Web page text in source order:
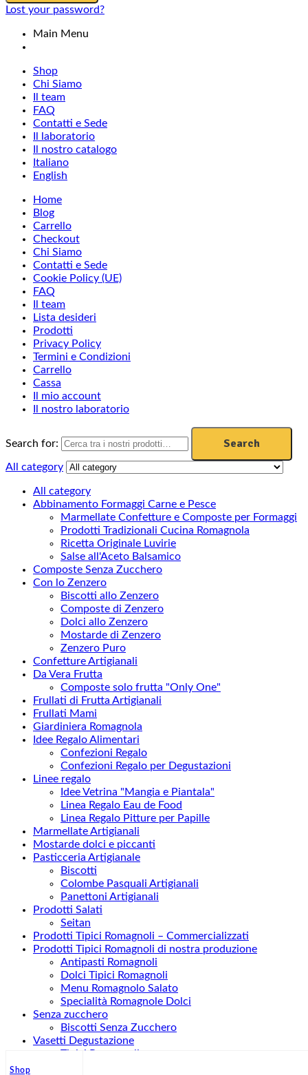
Shop
Lost your password?
Main Menu
Shop
Chi Siamo
Il team
FAQ
Contatti e Sede
Il laboratorio
Il nostro catalogo
Italiano
English
Home
Blog
Carrello
Checkout
Chi Siamo
Contatti e Sede
Cookie Policy (UE)
FAQ
Il team
Lista desideri
Prodotti
Privacy Policy
Termini e Condizioni
Carrello
Cassa
Il mio account
Il nostro laboratorio
Search for: Search
All category
All category
Abbinamento Formaggi Carne e Pesce
Marmellate Confetture e Composte per Formaggi
Prodotti Tradizionali Cucina Romagnola
Ricetta Originale Luvirie
Salse all'Aceto Balsamico
Composte Senza Zucchero
Con lo Zenzero
Biscotti allo Zenzero
Composte di Zenzero
Dolci allo Zenzero
Mostarde di Zenzero
Zenzero Puro
Confetture Artigianali
Da Vera Frutta
Composte solo frutta "Only One"
Frullati di Frutta Artigianali
Frullati Mami
Giardiniera Romagnola
Idee Regalo Alimentari
Confezioni Regalo
Confezioni Regalo per Degustazioni
Linee regalo
Idee Vetrina "Mangia e Piantala"
Linea Regalo Eau de Food
Linea Regalo Pitture per Papille
Marmellate Artigianali
Mostarde dolci e piccanti
Pasticceria Artigianale
Biscotti
Colombe Pasquali Artigianali
Panettoni Artigianali
Prodotti Salati
Seitan
Prodotti Tipici Romagnoli – Commercializzati
Prodotti Tipici Romagnoli di nostra produzione
Antipasti Romagnoli
Dolci Tipici Romagnoli
Menu Romagnolo Salato
Specialità Romagnole Dolci
Senza zucchero
Biscotti Senza Zucchero
Vasetti Degustazione
Tipici Romagnoli